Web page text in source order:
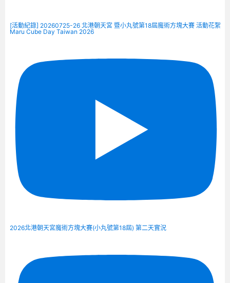
[活動紀錄] 20260725-26 北港朝天宮 暨小丸號第18屆魔術方塊大賽 活動花絮
Maru Cube Day Taiwan 2026
2026北港朝天宮魔術方塊大賽(小丸號第18屆) 第二天實況